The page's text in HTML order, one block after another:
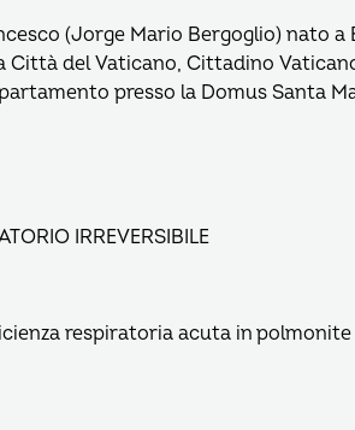
(Jorge Mario Bergoglio) nato a
Città del Vaticano, Cittadino
presso la Domus Santa
IRREVERSIBILE
respiratoria acuta in